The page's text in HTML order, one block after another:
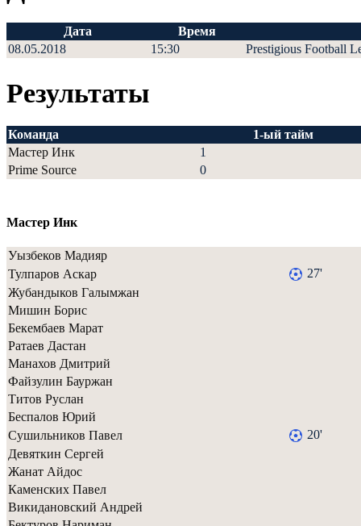
Дата
Время
08.05.2018
15:30 Prestigious Football
Результаты
Команда
1-ый тайм
Мастер Инк
1
Prime Source
0
Мастер Инк
Уызбеков Мадияр
Тулпаров Аскар
27'
Жубандыков Галымжан
Мишин Борис
Бекембаев Марат
Ратаев Дастан
Манахов Дмитрий
Файзулин Бауржан
Титов Руслан
Беспалов Юрий
Сушильников Павел
20'
Девяткин Сергей
Жанат Айдос
Каменских Павел
Викидановский Андрей